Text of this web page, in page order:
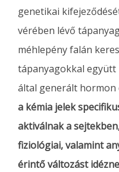
genetikai
vérében lévő
méhlepény falán
tápanyagokkal együtt
által generált hormon
a kémia jelek
aktiválnak a
fiziológiai, valamint
érintő változást